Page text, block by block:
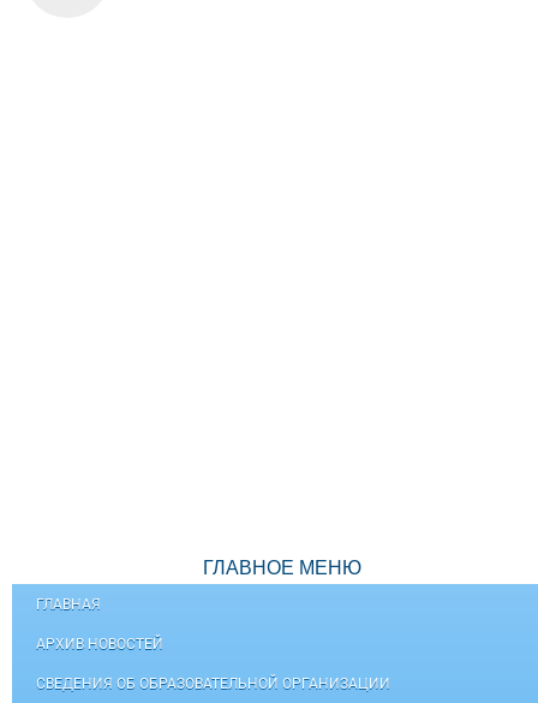
ГЛАВНОЕ МЕНЮ
ГЛАВНАЯ
АРХИВ НОВОСТЕЙ
СВЕДЕНИЯ ОБ ОБРАЗОВАТЕЛЬНОЙ ОРГАНИЗАЦИИ